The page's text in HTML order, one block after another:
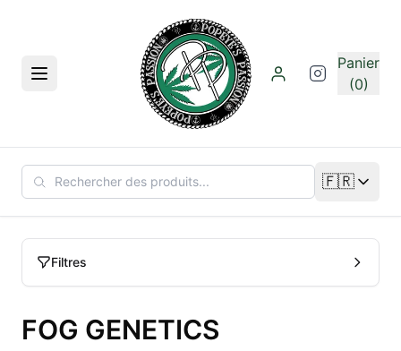
Menu
Panier
(0)
🇫🇷
Changer
Filtres
FOG GENETICS